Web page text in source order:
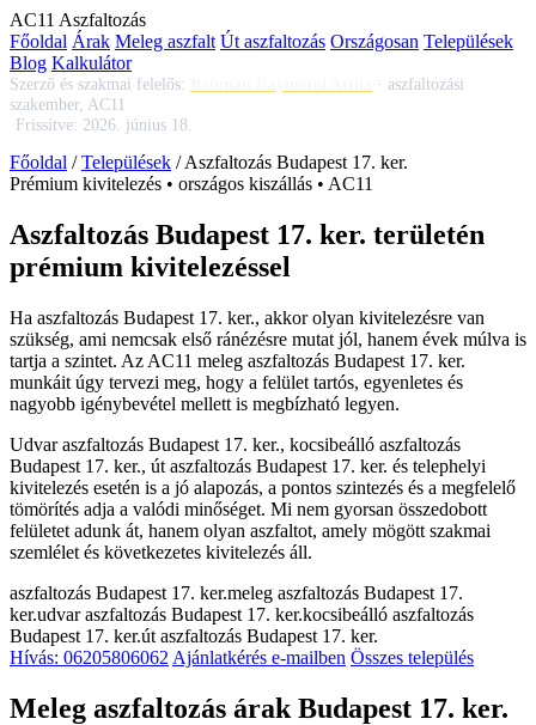
AC11 Aszfaltozás
Főoldal Árak Meleg aszfalt Út aszfaltozás Országosan Települések
Blog Kalkulátor
Szerző és szakmai felelős: · aszfaltozási
szakember, AC11
Frissítve: 2026. június 18.
Főoldal /Települések /Aszfaltozás Budapest 17. ker.
Prémium kivitelezés • országos kiszállás • AC11
Aszfaltozás Budapest 17. ker. területén
prémium kivitelezéssel
Ha aszfaltozás Budapest 17. ker., akkor olyan kivitelezésre van
szükség, ami nemcsak első ránézésre mutat jól, hanem évek múlva is
tartja a szintet. Az AC11 meleg aszfaltozás Budapest 17. ker.
munkáit úgy tervezi meg, hogy a felület tartós, egyenletes és
nagyobb igénybevétel mellett is megbízható legyen.
Udvar aszfaltozás Budapest 17. ker., kocsibeálló aszfaltozás
Budapest 17. ker., út aszfaltozás Budapest 17. ker. és telephelyi
kivitelezés esetén is a jó alapozás, a pontos szintezés és a megfelelő
tömörítés adja a valódi minőséget. Mi nem gyorsan összedobott
felületet adunk át, hanem olyan aszfaltot, amely mögött szakmai
szemlélet és következetes kivitelezés áll.
aszfaltozás Budapest 17. ker.meleg aszfaltozás Budapest 17.
ker.udvar aszfaltozás Budapest 17. ker.kocsibeálló aszfaltozás
Budapest 17. ker.út aszfaltozás Budapest 17. ker.
Hívás: 06205806062 Ajánlatkérés e-mailben Összes település
Meleg aszfaltozás árak Budapest 17. ker.